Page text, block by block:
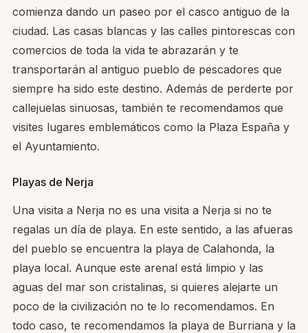
comienza dando un paseo por el casco antiguo de la
ciudad. Las casas blancas y las calles pintorescas con
comercios de toda la vida te abrazarán y te
transportarán al antiguo pueblo de pescadores que
siempre ha sido este destino. Además de perderte por
callejuelas sinuosas, también te recomendamos que
visites lugares emblemáticos como la Plaza España y
el Ayuntamiento.
Playas de Nerja
Una visita a Nerja no es una visita a Nerja si no te
regalas un día de playa. En este sentido, a las afueras
del pueblo se encuentra la playa de Calahonda, la
playa local. Aunque este arenal está limpio y las
aguas del mar son cristalinas, si quieres alejarte un
poco de la civilización no te lo recomendamos. En
todo caso, te recomendamos la playa de Burriana y la